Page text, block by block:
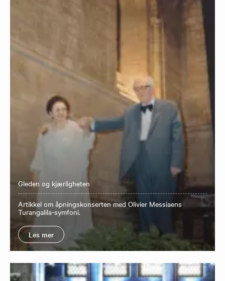
Gleden og kjærligheten
Artikkel om åpningskonserten med Olivier Messiaens
Turangalila-symfoni.
Les mer